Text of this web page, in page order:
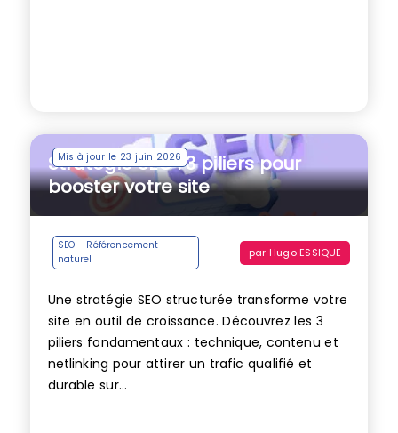
Mis à jour le 23 juin 2026
Stratégie SEO : 3 piliers pour
booster votre site
SEO - Référencement
naturel
par Hugo ESSIQUE
Une stratégie SEO structurée transforme votre
site en outil de croissance. Découvrez les 3
piliers fondamentaux : technique, contenu et
netlinking pour attirer un trafic qualifié et
durable sur...